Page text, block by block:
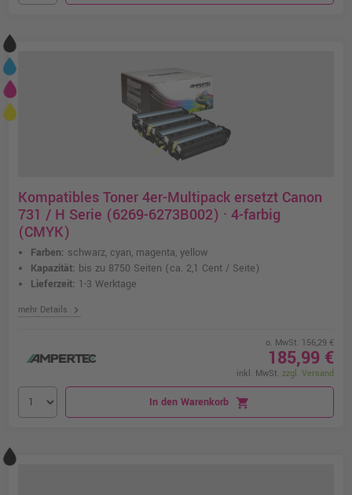
Kompatibles Toner 4er-Multipack ersetzt Canon
731 / H Serie (6269-6273B002) · 4-farbig
(CMYK)
Farben: schwarz, cyan, magenta, yellow
Kapazität: bis zu 8750 Seiten (ca. 2,1 Cent / Seite)
Lieferzeit: 1-3 Werktage
mehr Details chevron_right
o. MwSt. 156,29 €
185,99 €
inkl. MwSt. zzgl. Versand
In den Warenkorb shopping_cart